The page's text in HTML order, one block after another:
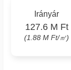
Irányár
127.6 M Ft
(1.88 M Ft/㎡)